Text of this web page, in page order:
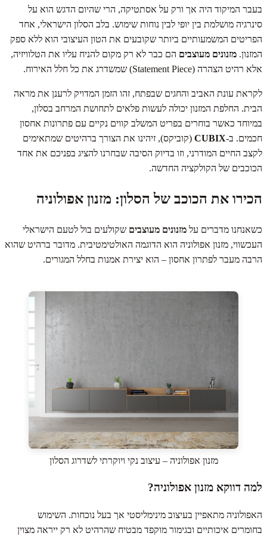
בעבר המיקוד היה אך ורק על אסתטיקה, הרי שהיום הדגש הוא על
סינרגיה מושלמת בין יופי לבין נוחות שימוש. בלב הסלון הישראלי, אחד
הפריטים המשמעותיים ביותר שקובעים את הטון העיצובי הוא ללא ספק
המזנון. מזנונים מעוצבים הם כבר לא רק מקום להניח עליו את הטלוויזיה,
אלא רהיט הצהרה (Statement Piece) שמשדרג את כל חלל האירוח.
לקראת עונת האביב והחגים שבפתח, זהו הזמן המדויק לרענן את מראה
הבית. החלפת המזנון יכולה לעשות פלאים לתחושת המרחב בסלון,
במיוחד כאשר בוחרים בפריט המשלב קווים נקיים עם פתרונות אחסון
חכמים. ב-CUBIX (קוביקס), זיהינו את הצורך ברהיטים שמתאימים
לקצב החיים המודרני, וזו בדיוק הסיבה שבחרנו להציג בפניכם את אחד
הכוכבים של הקולקציה החדשה.
הכירו את הכוכב של הסלון: מזנון אפולוניה
כשאנחנו מדברים על מזנונים מעוצבים שקולעים בול לטעם הישראלי
העכשווי, מזנון אפולוניה הוא הדוגמה האולטימטיבית. מדובר ברהיט שהוא
הרבה מעבר לפתרון אחסון – הוא יצירת אמנות בחלל המגורים.
מזנון אפולוניה – עיצוב נקי ויוקרתי לשדרוג הסלון
למה דווקא מזנון אפולוניה?
האפולוניה מתאפיין בעיצוב מינימליסטי אך בעל נוכחות. השימוש
בחומרים איכותיים ובגימור מוקפד מבטיח שהרהיט לא רק ייראה מצוין